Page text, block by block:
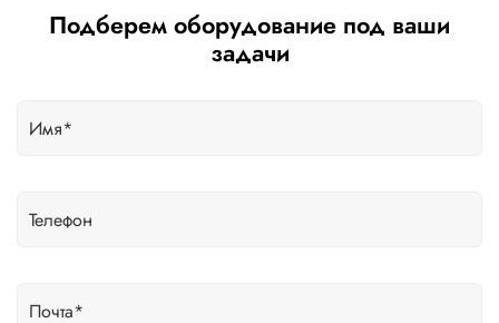
Подберем оборудование под ваши
задачи